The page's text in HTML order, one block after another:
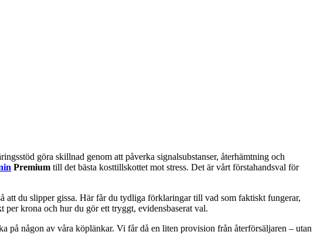
göra skillnad genom att påverka signalsubstanser, återhämtning och
Premium till det bästa kosttillskottet mot stress. Det är vårt förstahandsval för
att du slipper gissa. Här får du tydliga förklaringar till vad som faktiskt fungerar,
krona och hur du gör ett tryggt, evidensbaserat val.
på någon av våra köplänkar. Vi får då en liten provision från återförsäljaren – utan